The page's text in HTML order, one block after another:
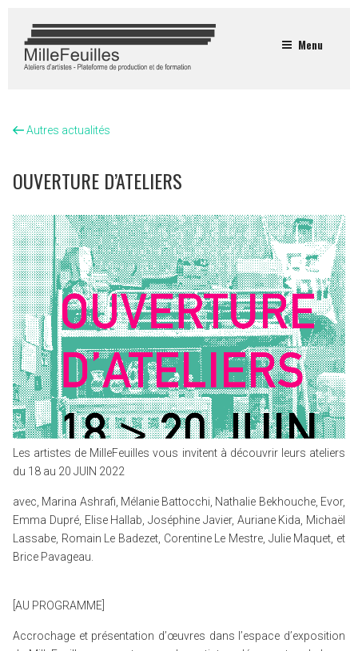
Menu
Autres actualités
OUVERTURE D’ATELIERS
Les artistes de MilleFeuilles vous invitent à découvrir leurs ateliers
du 18 au 20 JUIN 2022
avec, Marina Ashrafi, Mélanie Battocchi, Nathalie Bekhouche, Evor,
Emma Dupré, Elise Hallab, Joséphine Javier, Auriane Kida, Michaël
Lassabe, Romain Le Badezet, Corentine Le Mestre, Julie Maquet, et
Brice Pavageau.
[AU PROGRAMME]
Accrochage et présentation d’œuvres dans l’espace d’exposition